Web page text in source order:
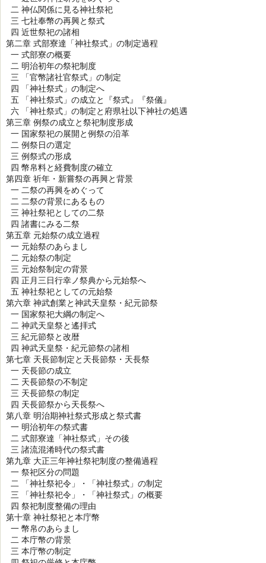
二 神仏関係に見る神社祭祀
三 七社奉幣の再興と祭式
四 近世祭祀の諸相
第二章 式部寮達「神社祭式」の制定過程
一 式部寮の概要
二 明治初年の祭祀制度
三 「官幣諸社官祭式」の制定
四 「神社祭式」の制定へ
五 「神社祭式」の成立と『祭式』『祭儀』
六 「神社祭式」の制定と府県社以下神社の処遇
第三章 例祭の成立と祭祀制度形成
一 国家祭祀の展開と例祭の沿革
二 例祭日の選定
三 例祭式の形成
四 幣帛料と経費制度の確立
第四章 祈年・新嘗祭の再興と背景
一 二祭の再興をめぐって
二 二祭の背景にあるもの
三 神社祭祀としての二祭
四 諸書にみる二祭
第五章 元始祭の成立過程
一 元始祭のあらまし
二 元始祭の制定
三 元始祭制定の背景
四 正月三日行幸ノ祭典から元始祭へ
五 神社祭祀としての元始祭
第六章 神武創業と神武天皇祭・紀元節祭
一 国家祭祀大綱の制定へ
二 神武天皇祭と遙拝式
三 紀元節祭と改暦
四 神武天皇祭・紀元節祭の諸相
第七章 天長節制定と天長節祭・天長祭
一 天長節の成立
二 天長節祭の不制定
三 天長節祭の制定
四 天長節祭から天長祭へ
第八章 明治期神社祭式形成と祭式書
一 明治初年の祭式書
二 式部寮達「神社祭式」その後
三 諸流混淆時代の祭式書
第九章 大正三年神社祭祀制度の整備過程
一 祭祀区分の問題
二 「神社祭祀令」・「神社祭式」の制定
三 「神社祭祀令」・「神社祭式」の概要
四 祭祀制度整備の理由
第十章 神社祭祀と本庁幣
一 幣帛のあらまし
二 本庁幣の背景
三 本庁幣の制定